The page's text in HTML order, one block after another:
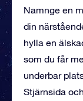
Namnge en
din
hylla en
som du får
underbar
Stjärnsida